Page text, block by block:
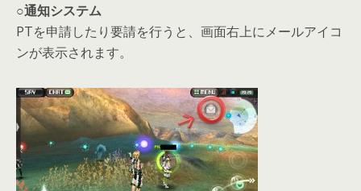
○通知システム
PTを申請したり要請を行うと、画面右上にメールアイコ
ンが表示されます。